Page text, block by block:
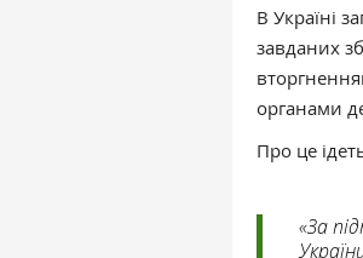
В Україні
завданих
органами
Про це
«За